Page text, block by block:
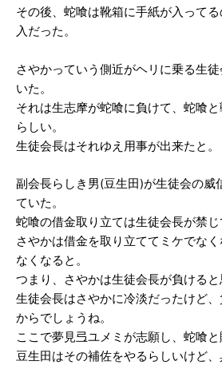
その後、蛇喰は靴箱に手紙が入って
入だった。
さやかっていう側近がヘリに乗る生
いた。
それは生志摩が蛇喰に負けて、蛇喰
らしい。
生徒会長はそれゆえ用事が出来たと。
副会長らしき男(豆生田)が生徒会の威
ていた。
蛇喰の借金取り立ては生徒会長が禁じ
さやかは借金を取り立ててミケでな
なくなると。
つまり、さやかは生徒会長が負けると
生徒会長はさやかに冷淡だったけど
からでしょうね。
ここで夢見弖ユメミが志願し、蛇喰と
豆生田はその補佐をやるらしいけど